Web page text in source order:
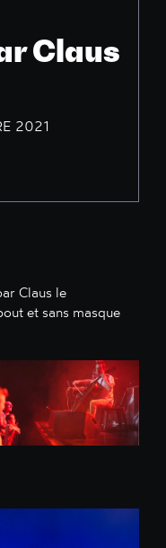
Claus
2021
Claus le
et sans masque